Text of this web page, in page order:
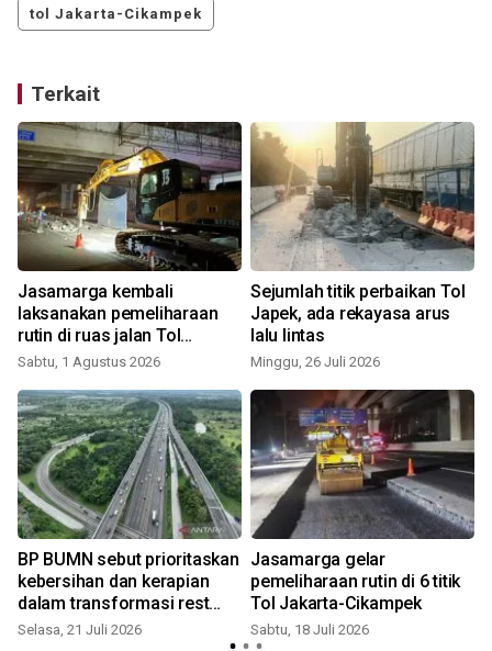
tol Jakarta-Cikampek
Terkait
Jasamarga kembali
laksanakan pemeliharaan
rutin di ruas jalan Tol
Jakarta-Cikampek
Sabtu, 1 Agustus 2026
Sejumlah titik perbaikan Tol
Japek, ada rekayasa arus
lalu lintas
Minggu, 26 Juli 2026
BP BUMN sebut prioritaskan
kebersihan dan kerapian
dalam transformasi rest
area tol
Selasa, 21 Juli 2026
Jasamarga gelar
pemeliharaan rutin di 6 titik
Tol Jakarta-Cikampek
Sabtu, 18 Juli 2026